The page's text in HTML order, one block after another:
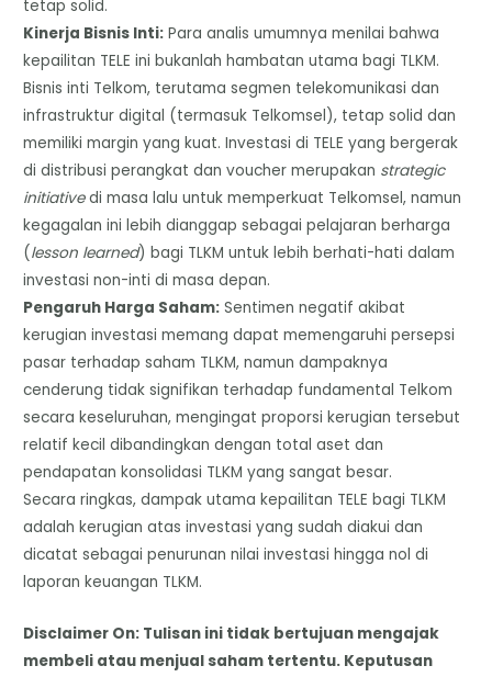
tetap solid.
​Kinerja Bisnis Inti: Para analis umumnya menilai bahwa
kepailitan TELE ini bukanlah hambatan utama bagi TLKM.
Bisnis inti Telkom, terutama segmen telekomunikasi dan
infrastruktur digital (termasuk Telkomsel), tetap solid dan
memiliki margin yang kuat. Investasi di TELE yang bergerak
di distribusi perangkat dan voucher merupakan strategic
initiativedi masa lalu untuk memperkuat Telkomsel, namun
kegagalan ini lebih dianggap sebagai pelajaran berharga
(lesson learned) bagi TLKM untuk lebih berhati-hati dalam
investasi non-inti di masa depan.
​Pengaruh Harga Saham: Sentimen negatif akibat
kerugian investasi memang dapat memengaruhi persepsi
pasar terhadap saham TLKM, namun dampaknya
cenderung tidak signifikan terhadap fundamental Telkom
secara keseluruhan, mengingat proporsi kerugian tersebut
relatif kecil dibandingkan dengan total aset dan
pendapatan konsolidasi TLKM yang sangat besar.
​Secara ringkas, dampak utama kepailitan TELE bagi TLKM
adalah kerugian atas investasi yang sudah diakui dan
dicatat sebagai penurunan nilai investasi hingga nol di
laporan keuangan TLKM.
Disclaimer On: Tulisan ini tidak bertujuan mengajak
membeli atau menjual saham tertentu. Keputusan